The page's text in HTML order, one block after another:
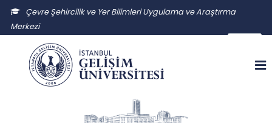
Çevre Şehircilik ve Yer Bilimleri Uygulama ve Araştırma
Merkezi
csybuam@gelisim.edu.tr